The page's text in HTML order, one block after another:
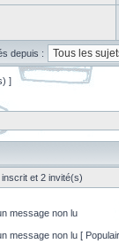
depuis :
]
et 2 invité(s)
message non lu
message non lu [